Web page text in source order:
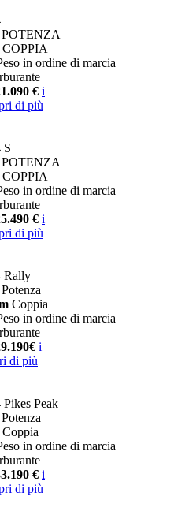
POTENZA
COPPIA
in ordine di marcia
€ i
di più
S
POTENZA
COPPIA
in ordine di marcia
€ i
di più
Rally
Potenza
Coppia
in ordine di marcia
i
di più
Peak
Potenza
Coppia
in ordine di marcia
€ i
di più